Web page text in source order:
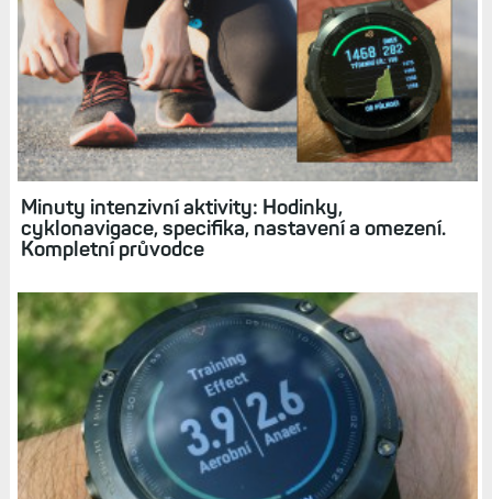
Minuty intenzivní aktivity: Hodinky,
cyklonavigace, specifika, nastavení a omezení.
Kompletní průvodce